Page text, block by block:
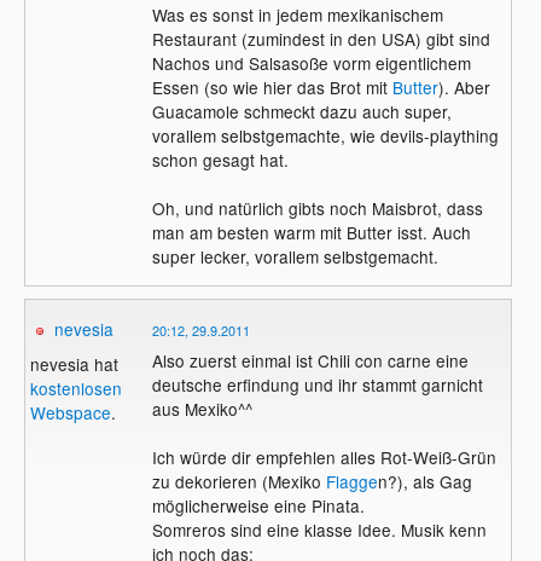
Was es sonst in jedem mexikanischem
Restaurant (zumindest in den USA) gibt sind
Nachos und Salsasoße vorm eigentlichem
Essen (so wie hier das Brot mit Butter). Aber
Guacamole schmeckt dazu auch super,
vorallem selbstgemachte, wie devils-plaything
schon gesagt hat.
Oh, und natürlich gibts noch Maisbrot, dass
man am besten warm mit Butter isst. Auch
super lecker, vorallem selbstgemacht.
nevesia
nevesia hat
kostenlosen
Webspace.
20:12, 29.9.2011
Also zuerst einmal ist Chili con carne eine
deutsche erfindung und ihr stammt garnicht
aus Mexiko^^
Ich würde dir empfehlen alles Rot-Weiß-Grün
zu dekorieren (Mexiko Flaggen?), als Gag
möglicherweise eine Pinata.
Somreros sind eine klasse Idee. Musik kenn
ich noch das: